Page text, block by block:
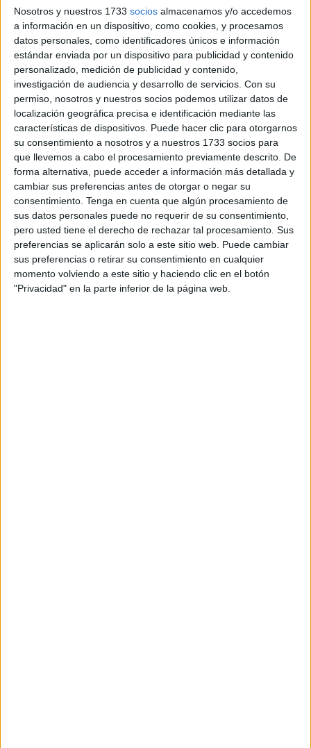
Nosotros y nuestros 1733 socios almacenamos y/o accedemos
a información en un dispositivo, como cookies, y procesamos
datos personales, como identificadores únicos e información
estándar enviada por un dispositivo para publicidad y contenido
personalizado, medición de publicidad y contenido,
investigación de audiencia y desarrollo de servicios. Con su
permiso, nosotros y nuestros socios podemos utilizar datos de
localización geográfica precisa e identificación mediante las
características de dispositivos. Puede hacer clic para otorgarnos
su consentimiento a nosotros y a nuestros 1733 socios para
que llevemos a cabo el procesamiento previamente descrito. De
forma alternativa, puede acceder a información más detallada y
cambiar sus preferencias antes de otorgar o negar su
consentimiento. Tenga en cuenta que algún procesamiento de
sus datos personales puede no requerir de su consentimiento,
pero usted tiene el derecho de rechazar tal procesamiento. Sus
preferencias se aplicarán solo a este sitio web. Puede cambiar
sus preferencias o retirar su consentimiento en cualquier
momento volviendo a este sitio y haciendo clic en el botón
"Privacidad" en la parte inferior de la página web.
El consejero de Presidencia yGobernación de Ceuta
Alberto Gaitán, ha dado a conocer la lista definitiva del
aprobado de la convocatoria para la provisión de1 plaza
de inspector dePolicía Local, mediante el sistema de
concurso-oposiciónpor promoción interna.
La información ha sido publicada en la edición del Boletín
Oficial de la Ciudad de Ceuta(BOCCE)de este martes 7
de enero, en la que se indica que la vacante corresponde
a la Escala de Administración Especial, Subescala
Servicios Especiales, Escala Ejecutiva, Clase Policía
Local, Categoría Inspector, Grupo A, Subgrupo A2,
mediante el sistema de concurso-oposición por promoción
interna, correspondiente a la Oferta de Empleo Público de